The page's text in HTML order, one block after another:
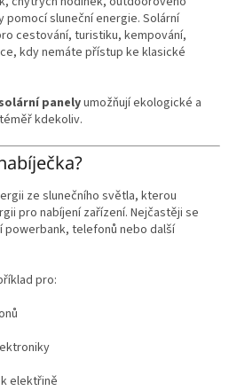
sluneční energie. Solární
cestování, turistiku, kempování,
kdy nemáte přístup ke klasické
panelyumožňují ekologické a
kdekoliv.
ze slunečního světla, kterou
pro nabíjení zařízení. Nejčastěji se
telefonů nebo další
pro:
elektřině